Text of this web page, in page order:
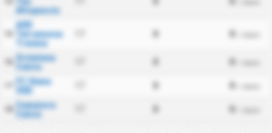
Altopascio
ASD
Terranuova
Traiana
Orvietana
FC Siena
Camaiore